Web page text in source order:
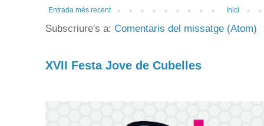
Entrada més recent Inici
Subscriure's a: Comentaris del missatge (Atom)
XVII Festa Jove de Cubelles